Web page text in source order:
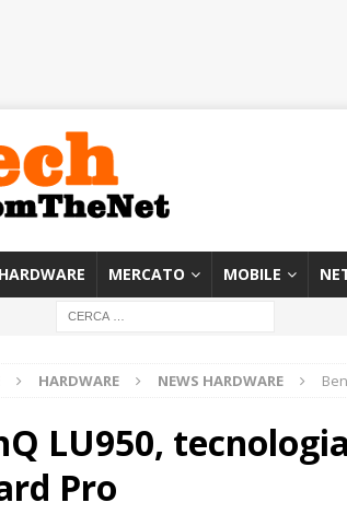
HARDWARE MERCATO MOBILE
HARDWARE NEWS HARDWARE
LU950,
Pro